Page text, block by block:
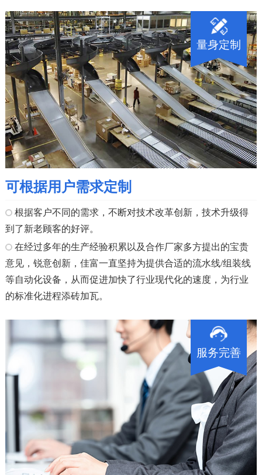
量身定制
可根据用户需求定制
根据客户不同的需求，不断对技术改革创新，技术升级得
到了新老顾客的好评。
在经过多年的生产经验积累以及合作厂家多方提出的宝贵
意见，锐意创新，佳富一直坚持为提供合适的流水线/组装线
等自动化设备，从而促进加快了行业现代化的速度，为行业
的标准化进程添砖加瓦。
服务完善